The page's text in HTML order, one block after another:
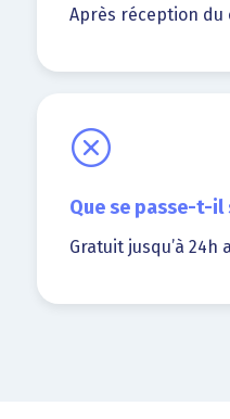
Après réception du
Que se passe-t-il
Gratuit jusqu’à 24h